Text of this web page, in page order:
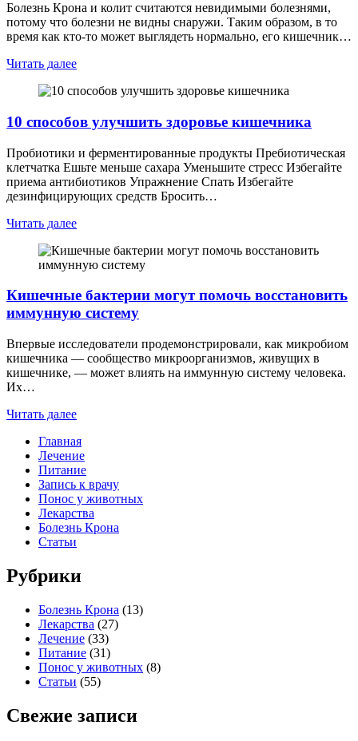
Болезнь Крона и колит считаются невидимыми болезнями,
потому что болезни не видны снаружи. Таким образом, в то
время как кто-то может выглядеть нормально, его кишечник…
Читать далее
10 способов улучшить здоровье кишечника
Пробиотики и ферментированные продукты Пребиотическая
клетчатка Ешьте меньше сахара Уменьшите стресс Избегайте
приема антибиотиков Упражнение Спать Избегайте
дезинфицирующих средств Бросить…
Читать далее
Кишечные бактерии могут помочь восстановить
иммунную систему
Впервые исследователи продемонстрировали, как микробиом
кишечника — сообщество микроорганизмов, живущих в
кишечнике, — может влиять на иммунную систему человека.
Их…
Читать далее
Главная
Лечение
Питание
Запись к врачу
Понос у животных
Лекарства
Болезнь Крона
Статьи
Рубрики
Болезнь Крона (13)
Лекарства (27)
Лечение (33)
Питание (31)
Понос у животных (8)
Статьи (55)
Свежие записи